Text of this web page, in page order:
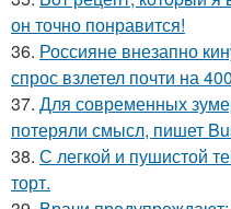
он точно понравится!
36. Россияне внезапно
спрос взлетел почти на
37. Для современных
потеряли смысл, пишет
38. С легкой и пушистой
торт.